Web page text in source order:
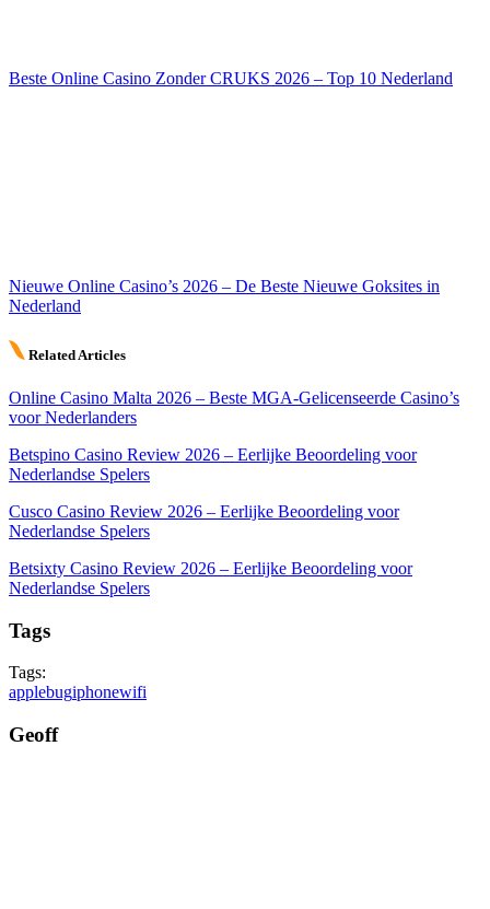
Beste Online Casino Zonder CRUKS 2026 – Top 10 Nederland
Nieuwe Online Casino’s 2026 – De Beste Nieuwe Goksites in
Nederland
Related Articles
Online Casino Malta 2026 – Beste MGA-Gelicenseerde Casino’s
voor Nederlanders
Betspino Casino Review 2026 – Eerlijke Beoordeling voor
Nederlandse Spelers
Cusco Casino Review 2026 – Eerlijke Beoordeling voor
Nederlandse Spelers
Betsixty Casino Review 2026 – Eerlijke Beoordeling voor
Nederlandse Spelers
Tags
Tags:
applebugiphonewifi
Geoff